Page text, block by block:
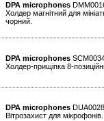
DPA microphones
Холдер магнітний для
чорний.
DPA microphones
Холдер-прищіпка 8-
DPA microphones
Вітрозахист для